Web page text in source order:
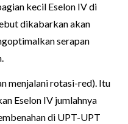
kecil Eselon IV di
dikabarkan akan
serapan
menjalani rotasi-red). Itu
Eselon IV jumlahnya
di UPT-UPT